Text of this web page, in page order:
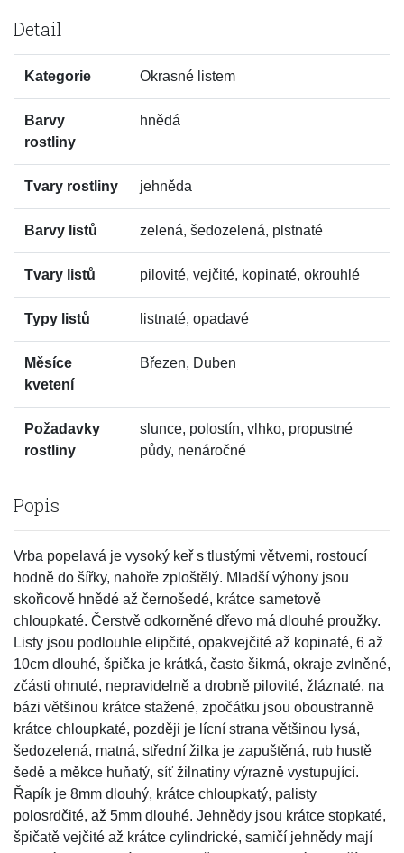
Detail
Kategorie Okrasné listem
Barvy
rostliny
hnědá
Tvary rostliny jehněda
Barvy listů zelená, šedozelená, plstnaté
Tvary listů pilovité, vejčité, kopinaté, okrouhlé
Typy listů listnaté, opadavé
Měsíce
kvetení
Březen, Duben
Požadavky
rostliny
slunce, polostín, vlhko, propustné
půdy, nenáročné
Popis
Vrba popelavá je vysoký keř s tlustými větvemi, rostoucí
hodně do šířky, nahoře zploštělý. Mladší výhony jsou
skořicově hnědé až černošedé, krátce sametově
chloupkaté. Čerstvě odkorněné dřevo má dlouhé proužky.
Listy jsou podlouhle elipčité, opakvejčité až kopinaté, 6 až
10cm dlouhé, špička je krátká, často šikmá, okraje zvlněné,
zčásti ohnuté, nepravidelně a drobně pilovité, žláznaté, na
bázi většinou krátce stažené, zpočátku jsou oboustranně
krátce chloupkaté, později je lícní strana většinou lysá,
šedozelená, matná, střední žilka je zapuštěná, rub hustě
šedě a měkce huňatý, síť žilnatiny výrazně vystupující.
Řapík je 8mm dlouhý, krátce chloupkatý, palisty
polosrdčité, až 5mm dlouhé. Jehnědy jsou krátce stopkaté,
špičatě vejčité až krátce cylindrické, samičí jehnědy mají